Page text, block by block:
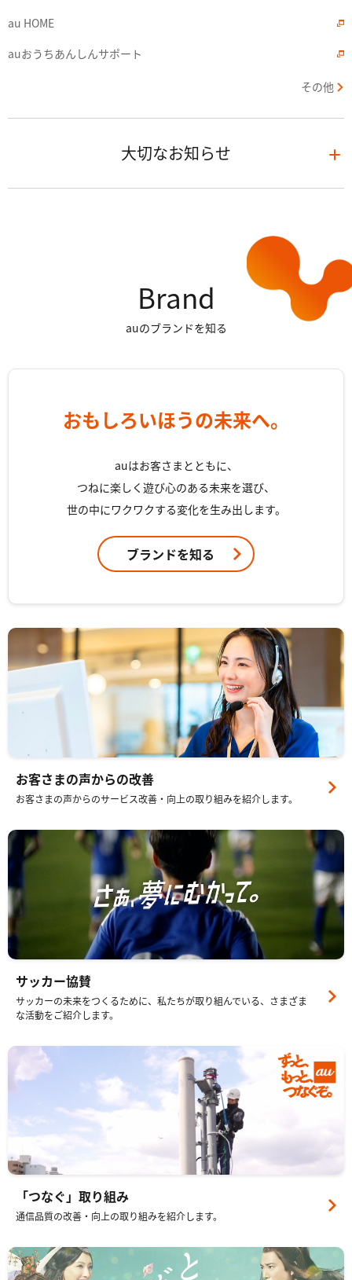
au HOME
auおうちあんしんサポート
その他
大切なお知らせ
Brand
auのブランドを知る
おもしろいほうの未来へ。
auはお客さまとともに、
つねに楽しく遊び心のある未来を選び、
世の中にワクワクする変化を生み出します。
ブランドを知る
お客さまの声からの改善
お客さまの声からのサービス改善・向上の取り組みを紹介します。
サッカー協賛
サッカーの未来をつくるために、私たちが取り組んでいる、さまざま
な活動をご紹介します。
「つなぐ」取り組み
通信品質の改善・向上の取り組みを紹介します。